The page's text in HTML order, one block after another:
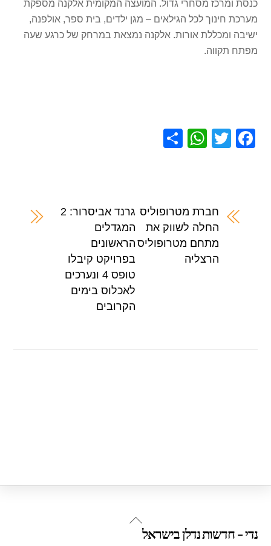
כנסת ומרכז מסחרי גדול. המועצה המקומית אלקנה מספקת
מערכת חינוך לכל הגילאים – מגן ילדים, בית ספר, אולפנה,
ישיבה ומכללת אורות. אלקנה נמצאת במרחק של כרגע שעה
מפתח תקווה.
F
b
T
W
A
p
p
חברת מטרופוליס
החלה לשווק את
מתחם מטרופוליס
הרצליה
גרנד אביסרור: 2
המגדלים
הראשונים
בפרויקט קיבלו
טופס 4 ונערכים
לאכלוס בימים
הקרובים
Back
נדי - חדשות נדלן בישראל